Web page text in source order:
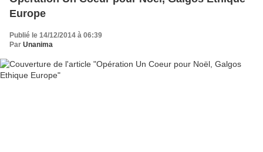
Europe
Publié le 14/12/2014 à 06:39
Par Unanima